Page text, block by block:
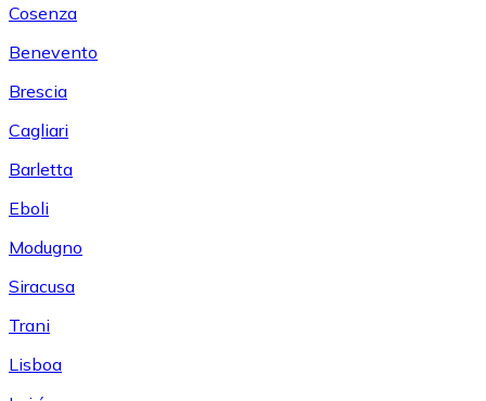
Cosenza
Benevento
Brescia
Cagliari
Barletta
Eboli
Modugno
Siracusa
Trani
Lisboa